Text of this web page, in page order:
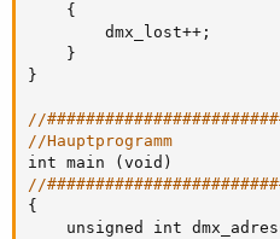
{
		dmx_lost
++ ;
}
}
//
//Hauptprogramm
int main
( void )
//
{
unsigned int